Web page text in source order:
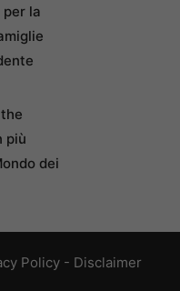
la
più
dei
Policy - Disclaimer